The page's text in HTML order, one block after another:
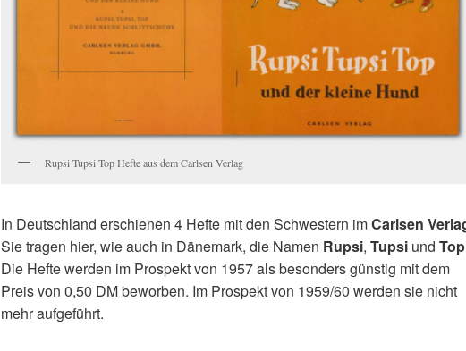
Rupsi Tupsi Top Hefte aus dem Carlsen Verlag
In Deutschland erschienen 4 Hefte mit den Schwestern imCarlsen
Sie tragen hier, wie auch in Dänemark, die Namen Rupsi, Tupsi und Top
Die Hefte werden im Prospekt von 1957 als besonders günstig mit dem
Preis von 0,50 DM beworben. Im Prospekt von 1959/60 werden sie nicht
mehr aufgeführt.